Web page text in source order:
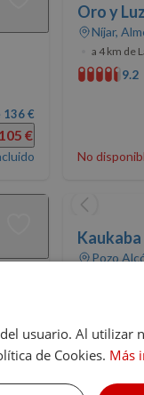
136 €
105 €
Oro y Luz
Níjar,
a 4 km de
9.2
No
Kaukaba
Pozo
No
usuario. Al utilizar
de Cookies. Más